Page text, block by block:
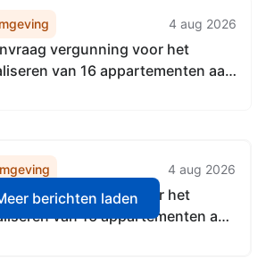
4 aug 2026
vergunning voor het
van 16 appartementen aan
4 aug 2026
vergunning voor het
van 16 appartementen aan
berichten laden